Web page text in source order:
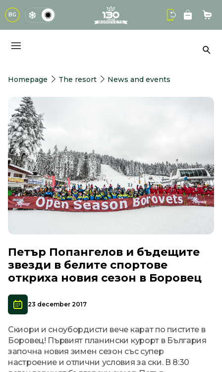
BG logo
Homepage The resort News and events
Петър Попангелов и бъдещите
звезди в белите спортове
откриха новия сезон в Боровец
23 december 2017
Скиори и сноубордисти вече карат по пистите в
Боровец! Първият планински курорт в България
започна новия зимен сезон със супер
настроение и отлични условия за ски. В 8:30